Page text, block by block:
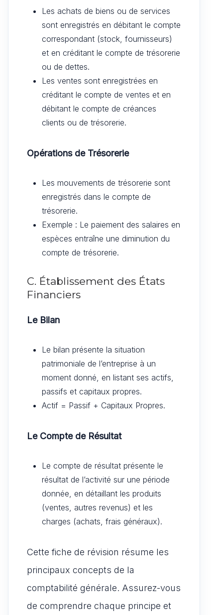
Les achats de biens ou de services
sont enregistrés en débitant le compte
correspondant (stock, fournisseurs)
et en créditant le compte de trésorerie
ou de dettes.
Les ventes sont enregistrées en
créditant le compte de ventes et en
débitant le compte de créances
clients ou de trésorerie.
Opérations de Trésorerie
Les mouvements de trésorerie sont
enregistrés dans le compte de
trésorerie.
Exemple : Le paiement des salaires en
espèces entraîne une diminution du
compte de trésorerie.
C. Établissement des États
Financiers
Le Bilan
Le bilan présente la situation
patrimoniale de l’entreprise à un
moment donné, en listant ses actifs,
passifs et capitaux propres.
Actif = Passif + Capitaux Propres.
Le Compte de Résultat
Le compte de résultat présente le
résultat de l’activité sur une période
donnée, en détaillant les produits
(ventes, autres revenus) et les
charges (achats, frais généraux).
Cette fiche de révision résume les
principaux concepts de la
comptabilité générale. Assurez-vous
de comprendre chaque principe et